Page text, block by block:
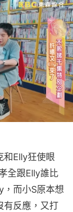
和Elly狂使眼
全跟Elly誰比
，而小S原本想
有反應，又打